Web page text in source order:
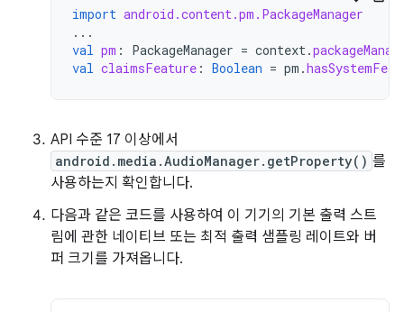
import android.content.pm.PackageManager
...
val pm : PackageManager = context.
val claimsFeature : Boolean = pm .
API 수준 17 이상에서
android.media.AudioManager.getProperty() 를
사용하는지 확인합니다.
다음과 같은 코드를 사용하여 이 기기의 기본 출력 스트
림에 관한 네이티브 또는 최적 출력 샘플링 레이트와 버
퍼 크기를 가져옵니다.